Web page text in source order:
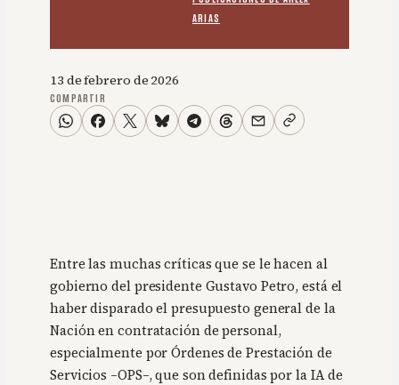
ARIAS
13 de febrero de 2026
COMPARTIR
Entre las muchas críticas que se le hacen al
gobierno del presidente Gustavo Petro, está el
haber disparado el presupuesto general de la
Nación en contratación de personal,
especialmente por Órdenes de Prestación de
Servicios –OPS–, que son definidas por la IA de